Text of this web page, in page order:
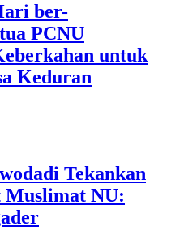
ber-
PCNU
untuk
Keduran
Tekankan
NU: